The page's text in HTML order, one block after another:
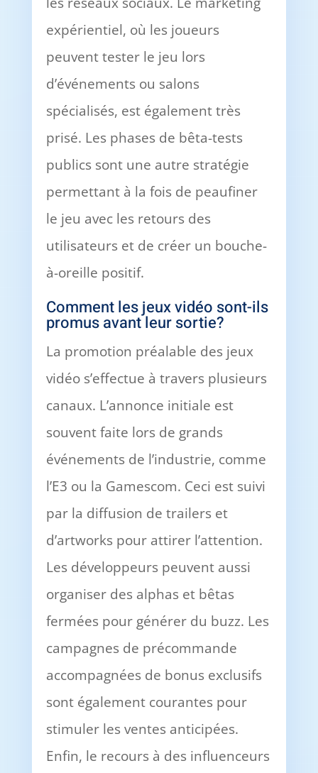
expérientiel, où les joueurs
peuvent tester le jeu lors
d’événements ou salons
spécialisés, est également très
prisé. Les phases de bêta-tests
publics sont une autre stratégie
permettant à la fois de peaufiner
le jeu avec les retours des
utilisateurs et de créer un bouche-
à-oreille positif.
Comment les jeux vidéo sont-ils
promus avant leur sortie?
La promotion préalable des jeux
vidéo s’effectue à travers plusieurs
canaux. L’annonce initiale est
souvent faite lors de grands
événements de l’industrie, comme
l’E3 ou la Gamescom. Ceci est suivi
par la diffusion de trailers et
d’artworks pour attirer l’attention.
Les développeurs peuvent aussi
organiser des alphas et bêtas
fermées pour générer du buzz. Les
campagnes de précommande
accompagnées de bonus exclusifs
sont également courantes pour
stimuler les ventes anticipées.
Enfin, le recours à des influenceurs